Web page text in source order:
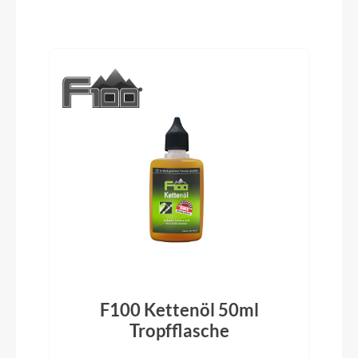
Modelljahr
2024
Hinterrad Nabe
Shimano Deore M6010 Disc
Koga
F100 Kettenöl 50ml
Tropfflasche